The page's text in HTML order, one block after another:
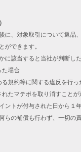
、対象取引について返品
ができます。
該当すると当社が判断し
た場合
規約等に関する違反を行っ
たマテポを取り消すことが
トが付与された日から１
らの補償も行わず、一切の